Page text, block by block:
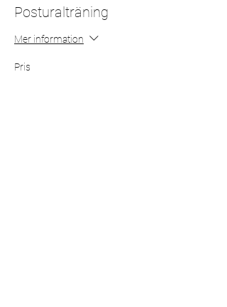
Posturalträning
Mer information
Pris